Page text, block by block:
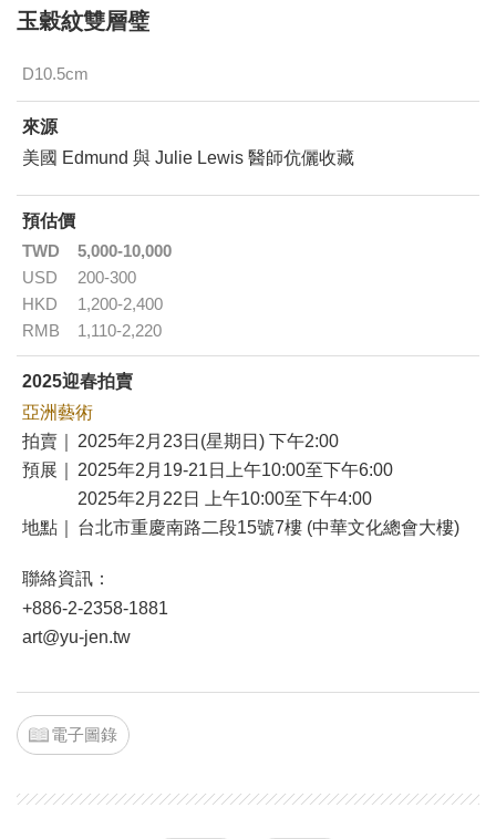
玉穀紋雙層璧
D10.5cm
來源
美國 Edmund 與 Julie Lewis 醫師伉儷收藏
預估價
TWD
5,000-10,000
USD
200-300
HKD
1,200-2,400
RMB
1,110-2,220
2025迎春拍賣
亞洲藝術
拍賣｜
2025年2月23日(星期日) 下午2:00
預展｜
2025年2月19-21日上午10:00至下午6:00
2025年2月22日 上午10:00至下午4:00
地點｜
台北市重慶南路二段15號7樓 (中華文化總會大樓)
聯絡資訊：
+886-2-2358-1881
art@yu-jen.tw
電子圖錄